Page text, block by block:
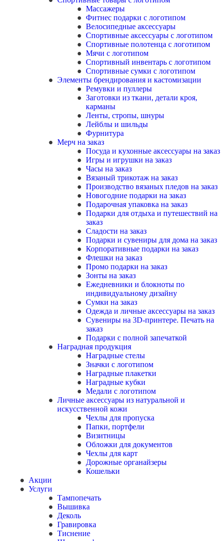
Массажеры
Фитнес подарки с логотипом
Велосипедные аксессуары
Спортивные аксессуары с логотипом
Спортивные полотенца с логотипом
Мячи с логотипом
Спортивный инвентарь с логотипом
Спортивные сумки с логотипом
Элементы брендирования и кастомизации
Ремувки и пуллеры
Заготовки из ткани, детали кроя,
карманы
Ленты, стропы, шнуры
Лейблы и шильды
Фурнитура
Мерч на заказ
Посуда и кухонные аксессуары на заказ
Игры и игрушки на заказ
Часы на заказ
Вязаный трикотаж на заказ
Производство вязаных пледов на заказ
Новогодние подарки на заказ
Подарочная упаковка на заказ
Подарки для отдыха и путешествий на
заказ
Сладости на заказ
Подарки и сувениры для дома на заказ
Корпоративные подарки на заказ
Флешки на заказ
Промо подарки на заказ
Зонты на заказ
Ежедневники и блокноты по
индивидуальному дизайну
Сумки на заказ
Одежда и личные аксессуары на заказ
Сувениры на 3D-принтере. Печать на
заказ
Подарки с полной запечаткой
Наградная продукция
Наградные стелы
Значки с логотипом
Наградные плакетки
Наградные кубки
Медали с логотипом
Личные аксессуары из натуральной и
искусственной кожи
Чехлы для пропуска
Папки, портфели
Визитницы
Обложки для документов
Чехлы для карт
Дорожные органайзеры
Кошельки
Акции
Услуги
Тампопечать
Вышивка
Деколь
Гравировка
Тиснение